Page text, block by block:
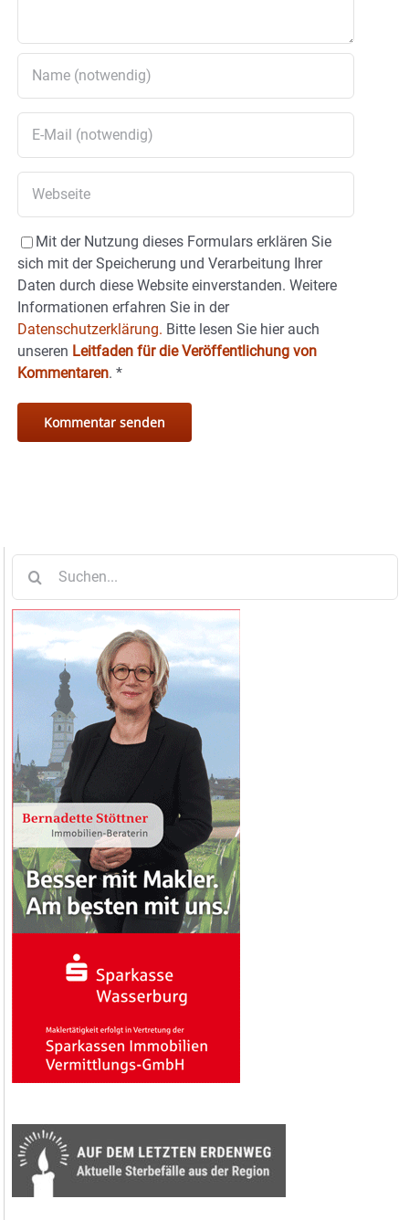
Mit der Nutzung dieses Formulars erklären Sie
sich mit der Speicherung und Verarbeitung Ihrer
Daten durch diese Website einverstanden. Weitere
Informationen erfahren Sie in der
Datenschutzerklärung. Bitte lesen Sie hier auch
unseren Leitfaden für die Veröffentlichung von
Kommentaren. *
nach: